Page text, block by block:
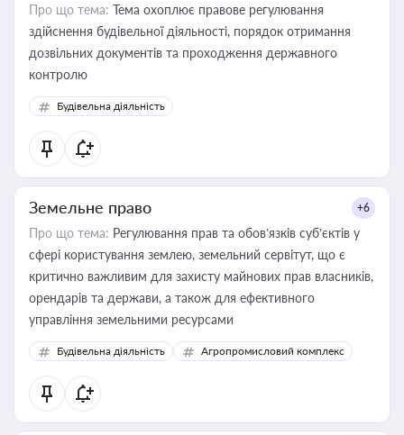
Про що тема: Тема охоплює правове регулювання
здійснення будівельної діяльності, порядок отримання
дозвільних документів та проходження державного
контролю
Будівельна діяльність
Земельне право +6
Про що тема: Регулювання прав та обов’язків суб’єктів у
сфері користування землею, земельний сервітут, що є
критично важливим для захисту майнових прав власників,
орендарів та держави, а також для ефективного
управління земельними ресурсами
Будівельна діяльність Агропромисловий комплекс